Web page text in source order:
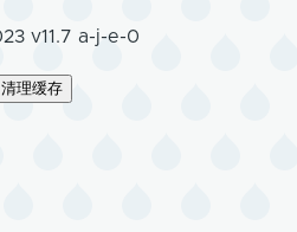
v11.7 a-j-e-0